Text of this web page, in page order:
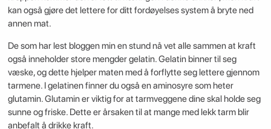
kan også gjøre det lettere for ditt fordøyelses system å bryte ned
annen mat.
De som har lest bloggen min en stund nå vet alle sammen at kraft
også inneholder store mengder gelatin. Gelatin binner til seg
væske, og dette hjelper maten med å forflytte seg lettere gjennom
tarmene. I gelatinen finner du også en aminosyre som heter
glutamin. Glutamin er viktig for at tarmveggene dine skal holde seg
sunne og friske. Dette er årsaken til at mange med lekk tarm blir
anbefalt å drikke kraft.